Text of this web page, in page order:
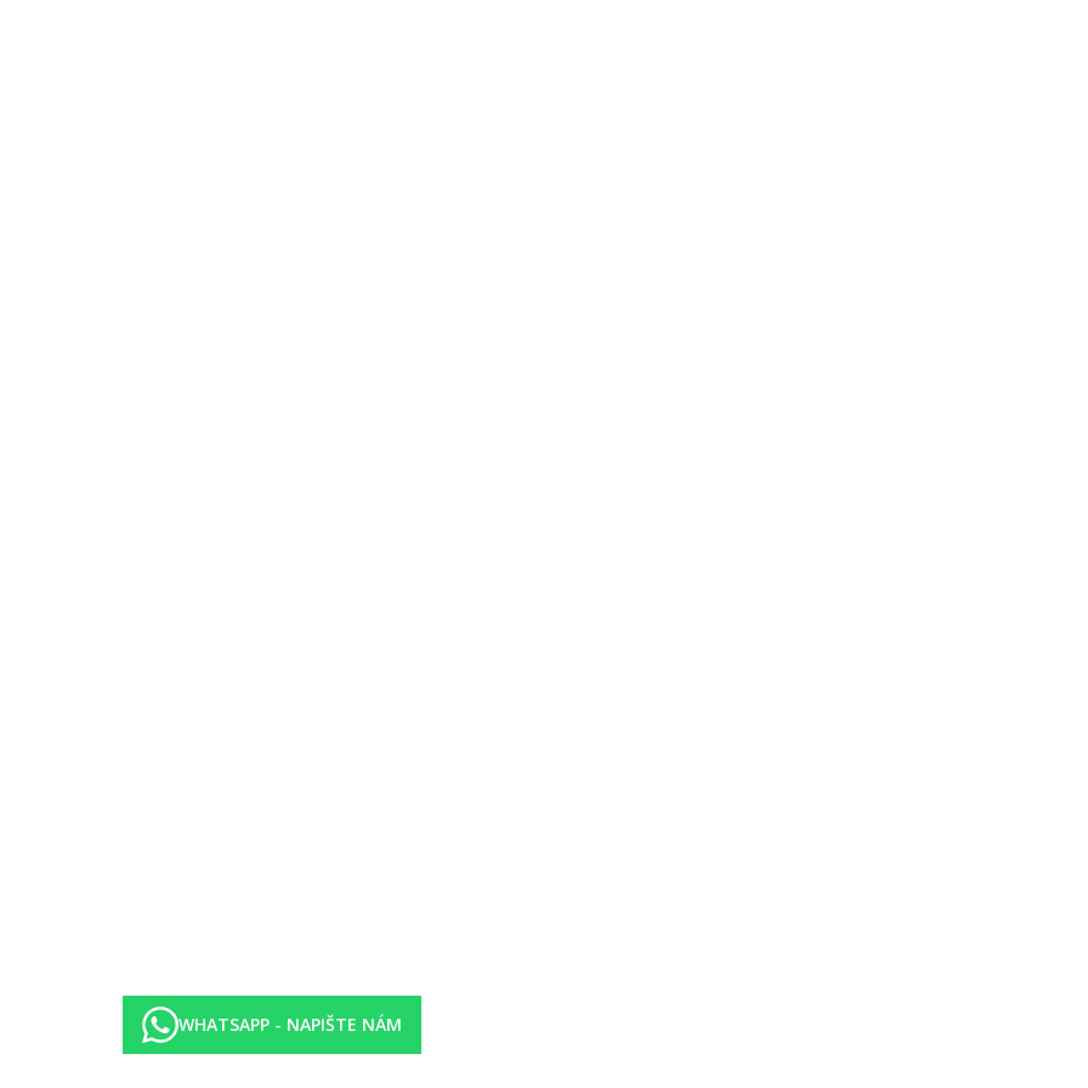
oběd formou bufetu, 18.30–21.00 večeře formou bufetu, k pití nealkoholické nápoje, čaj, káva a vybrané alkoholické nápoje (místní
tradiční bulharská nebo italská večeře
hranolky, sendviče
nápoje, vybrané alkoholické nápoje (místní výroby, některé importované, rozlévané, koktejly)
hotelem a mohou se změnit
WHATSAPP - NAPIŠTE NÁM